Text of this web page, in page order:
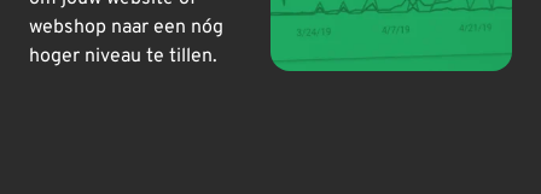
webshop naar een nóg
hoger niveau te tillen.